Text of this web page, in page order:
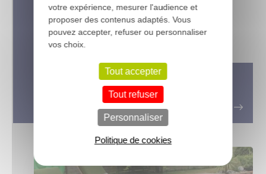
La classe d’emploi des produits bois
votre expérience, mesurer l'audience et
proposer des contenus adaptés. Vous
pouvez accepter, refuser ou personnaliser
vos choix.
Tout accepter
Tout refuser
Personnaliser
Politique de cookies